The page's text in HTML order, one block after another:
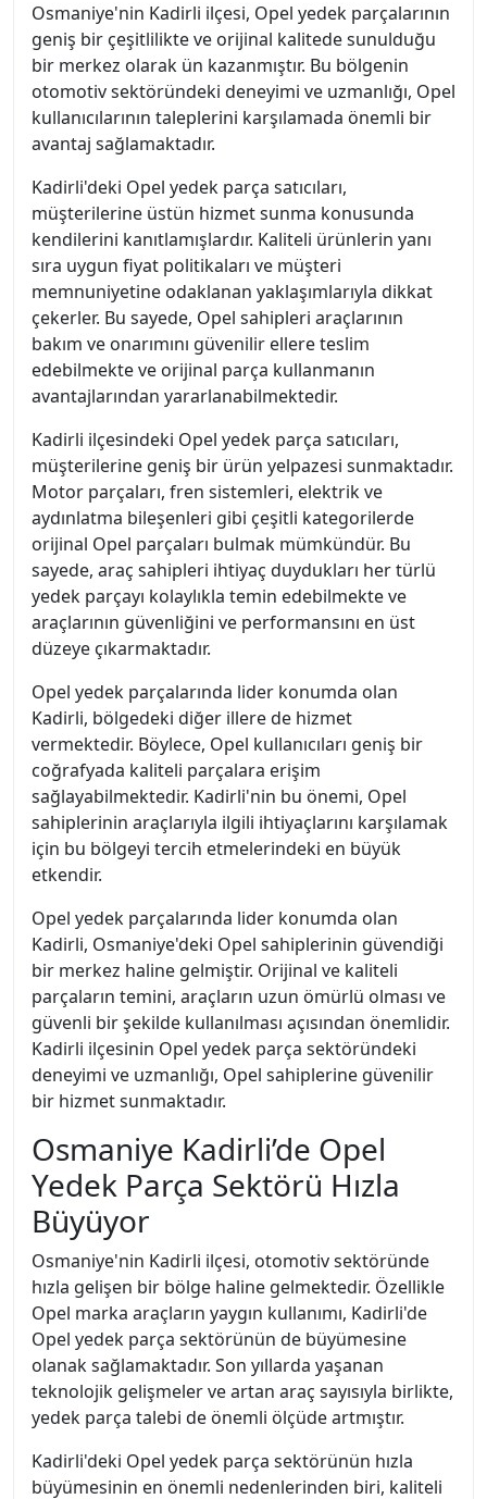
Osmaniye'nin Kadirli ilçesi, Opel yedek parçalarının
geniş bir çeşitlilikte ve orijinal kalitede sunulduğu
bir merkez olarak ün kazanmıştır. Bu bölgenin
otomotiv sektöründeki deneyimi ve uzmanlığı, Opel
kullanıcılarının taleplerini karşılamada önemli bir
avantaj sağlamaktadır.
Kadirli'deki Opel yedek parça satıcıları,
müşterilerine üstün hizmet sunma konusunda
kendilerini kanıtlamışlardır. Kaliteli ürünlerin yanı
sıra uygun fiyat politikaları ve müşteri
memnuniyetine odaklanan yaklaşımlarıyla dikkat
çekerler. Bu sayede, Opel sahipleri araçlarının
bakım ve onarımını güvenilir ellere teslim
edebilmekte ve orijinal parça kullanmanın
avantajlarından yararlanabilmektedir.
Kadirli ilçesindeki Opel yedek parça satıcıları,
müşterilerine geniş bir ürün yelpazesi sunmaktadır.
Motor parçaları, fren sistemleri, elektrik ve
aydınlatma bileşenleri gibi çeşitli kategorilerde
orijinal Opel parçaları bulmak mümkündür. Bu
sayede, araç sahipleri ihtiyaç duydukları her türlü
yedek parçayı kolaylıkla temin edebilmekte ve
araçlarının güvenliğini ve performansını en üst
düzeye çıkarmaktadır.
Opel yedek parçalarında lider konumda olan
Kadirli, bölgedeki diğer illere de hizmet
vermektedir. Böylece, Opel kullanıcıları geniş bir
coğrafyada kaliteli parçalara erişim
sağlayabilmektedir. Kadirli'nin bu önemi, Opel
sahiplerinin araçlarıyla ilgili ihtiyaçlarını karşılamak
için bu bölgeyi tercih etmelerindeki en büyük
etkendir.
Opel yedek parçalarında lider konumda olan
Kadirli, Osmaniye'deki Opel sahiplerinin güvendiği
bir merkez haline gelmiştir. Orijinal ve kaliteli
parçaların temini, araçların uzun ömürlü olması ve
güvenli bir şekilde kullanılması açısından önemlidir.
Kadirli ilçesinin Opel yedek parça sektöründeki
deneyimi ve uzmanlığı, Opel sahiplerine güvenilir
bir hizmet sunmaktadır.
Osmaniye Kadirli’de Opel
Yedek Parça Sektörü Hızla
Büyüyor
Osmaniye'nin Kadirli ilçesi, otomotiv sektöründe
hızla gelişen bir bölge haline gelmektedir. Özellikle
Opel marka araçların yaygın kullanımı, Kadirli'de
Opel yedek parça sektörünün de büyümesine
olanak sağlamaktadır. Son yıllarda yaşanan
teknolojik gelişmeler ve artan araç sayısıyla birlikte,
yedek parça talebi de önemli ölçüde artmıştır.
Kadirli'deki Opel yedek parça sektörünün hızla
büyümesinin en önemli nedenlerinden biri, kaliteli